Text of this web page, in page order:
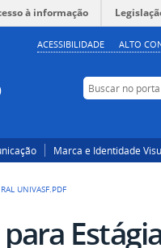
à informação
ACESSIBILIDADE ALTO
Buscar no portal
Marca e Identidade
UNIVASF.PDF
para